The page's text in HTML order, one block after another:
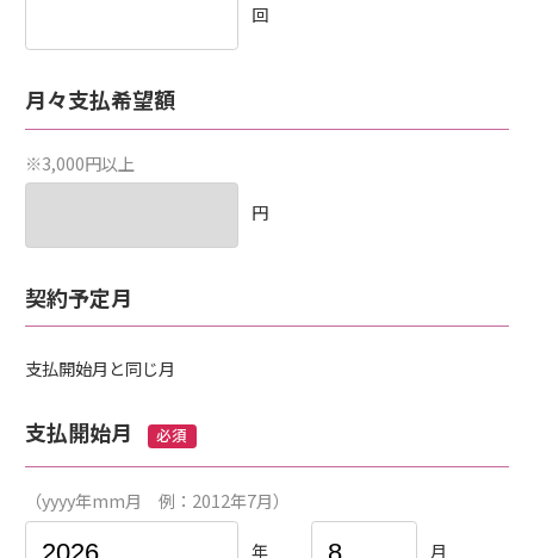
回
月々支払希望額
※3,000円以上
円
契約予定月
支払開始月と同じ月
支払開始月 必須
（yyyy年mm月 例：2012年7月）
年
月